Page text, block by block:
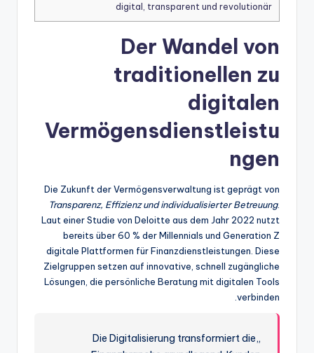
digital, transparent und revolutionär
Der Wandel von
traditionellen zu
digitalen
Vermögensdienstleistu
ngen
Die Zukunft der Vermögensverwaltung ist geprägt von
Transparenz, Effizienz und individualisierter Betreuung.
Laut einer Studie von Deloitte aus dem Jahr 2022 nutzt
bereits über 60 % der Millennials und Generation Z
digitale Plattformen für Finanzdienstleistungen. Diese
Zielgruppen setzen auf innovative, schnell zugängliche
Lösungen, die persönliche Beratung mit digitalen Tools
verbinden.
„Die Digitalisierung transformiert die